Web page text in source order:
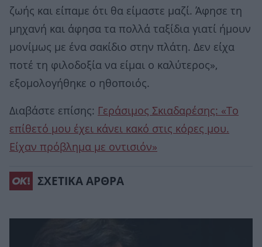
ζωής και είπαμε ότι θα είμαστε μαζί. Άφησε τη
μηχανή και άφησα τα πολλά ταξίδια γιατί ήμουν
μονίμως με ένα σακίδιο στην πλάτη. Δεν είχα
ποτέ τη φιλοδοξία να είμαι ο καλύτερος»,
εξομολογήθηκε ο ηθοποιός.
Διαβάστε επίσης: Γεράσιμος Σκιαδαρέσης: «Το
επίθετό μου έχει κάνει κακό στις κόρες μου.
Είχαν πρόβλημα με οντισιόν»
ΣΧΕΤΙΚΑ ΑΡΘΡΑ